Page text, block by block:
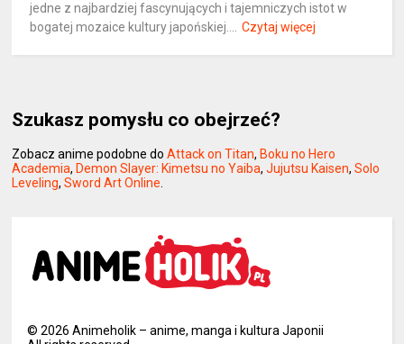
jedne z najbardziej fascynujących i tajemniczych istot w
bogatej mozaice kultury japońskiej.... Czytaj więcej
Szukasz pomysłu co obejrzeć?
Zobacz anime podobne doAttack on Titan, Boku no Hero
Academia, Demon Slayer: Kimetsu no Yaiba,Jujutsu Kaisen,Solo
Leveling,Sword Art Online
©2026 Animeholik – anime, manga i kultura Japonii